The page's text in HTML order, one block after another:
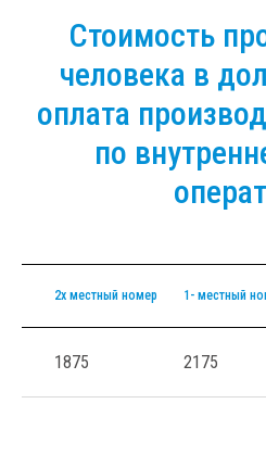
Стоимость
человека в
оплата
по
2х местный номер 1- местный
1875 2175